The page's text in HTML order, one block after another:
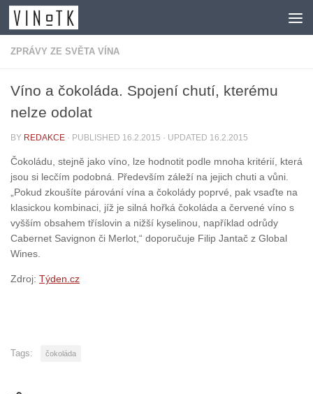
Skip to content
ZPRÁVY ZE SVĚTA VÍNA
Víno a čokoláda. Spojení chutí, kterému
nelze odolat
BY REDAKCE · PUBLISHED 16.2.2015 · UPDATED 16.2.2015
Čokoládu, stejně jako víno, lze hodnotit podle mnoha kritérií, která
jsou si lecčím podobná. Především záleží na jejich chuti a vůni.
„Pokud zkoušíte párování vína a čokolády poprvé, pak vsaďte na
klasickou kombinaci, jíž je silná hořká čokoláda a červené víno s
vyšším obsahem tříslovin a nižší kyselinou, například odrůdy
Cabernet Savignon či Merlot,“ doporučuje Filip Jantač z Global
Wines.
Zdroj: Týden.cz
Tags: čokoláda